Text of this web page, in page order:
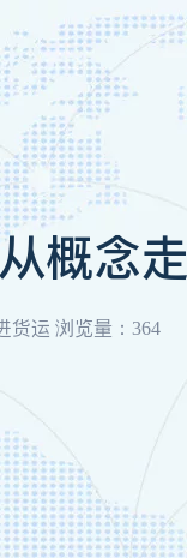
概念
货运 浏览量：364